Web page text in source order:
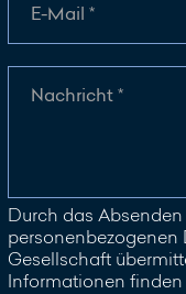
Durch das
personenbezogenen
Gesellschaft
Informationen